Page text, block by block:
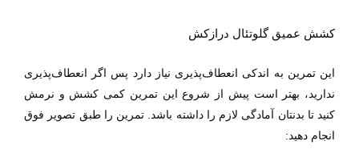
کشش عمیق گلوتئال درازکش
این تمرین به اندکی انعطاف‌پذیری نیاز دارد پس اگر انعطاف‌پذیری
ندارید، بهتر است پیش از شروع این تمرین کمی کشش و نرمش
کنید تا بدنتان آمادگی لازم را داشته باشد. تمرین را طبق تصویر فوق
انجام دهید: